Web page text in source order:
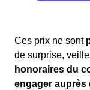
Ces prix ne sont
de surprise,
honoraires du
engager auprès